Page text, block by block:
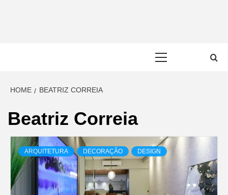
HOME BEATRIZ CORREIA
Beatriz Correia
ARQUITETURA DECORAÇÃO DESIGN